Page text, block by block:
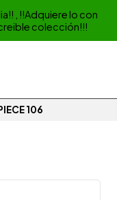
, !!Adquiere lo con
colección!!!
106